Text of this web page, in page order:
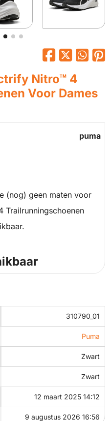
Nitro™ 4
Voor Dames
puma
(nog) geen maten voor
Trailrunningschoenen
310790_01
Puma
Zwart
Zwart
12 maart 2025 14:12
9 augustus 2026 16:56